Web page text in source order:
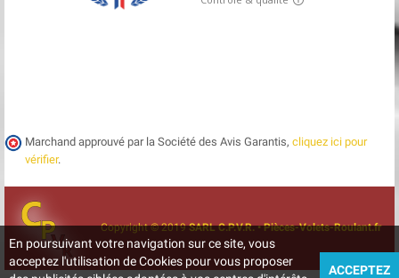
Marchand approuvé par la Société des Avis Garantis, cliquez ici pour
vérifier.
Copyright © 2019SARL C.P.V.R. • Pièces-Volets-Roulant.fr
En poursuivant votre navigation sur ce site, vous
acceptez l'utilisation de Cookies pour vous proposer
ACCEPTEZ